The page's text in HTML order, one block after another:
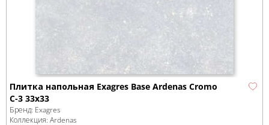
Плитка напольная Exagres Base Ardenas Cromo
C-3 33x33
Бренд: Exagres
Коллекция: Ardenas